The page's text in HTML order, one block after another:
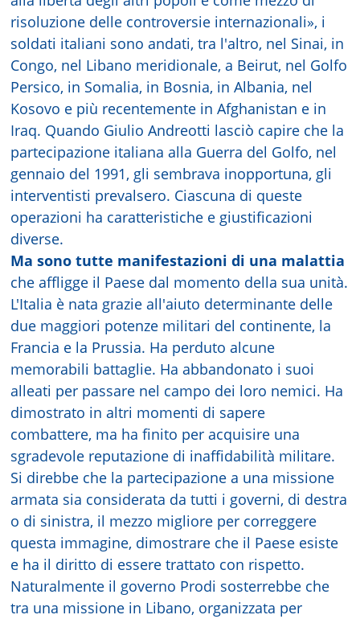
risoluzione delle controversie internazionali», i
soldati italiani sono andati, tra l'altro, nel Sinai, in
Congo, nel Libano meridionale, a Beirut, nel Golfo
Persico, in Somalia, in Bosnia, in Albania, nel
Kosovo e più recentemente in Afghanistan e in
Iraq. Quando Giulio Andreotti lasciò capire che la
partecipazione italiana alla Guerra del Golfo, nel
gennaio del 1991, gli sembrava inopportuna, gli
interventisti prevalsero. Ciascuna di queste
operazioni ha caratteristiche e giustificazioni
diverse.
Ma sono tutte manifestazioni di una malattia
che affligge il Paese dal momento della sua unità.
L'Italia è nata grazie all'aiuto determinante delle
due maggiori potenze militari del continente, la
Francia e la Prussia. Ha perduto alcune
memorabili battaglie. Ha abbandonato i suoi
alleati per passare nel campo dei loro nemici. Ha
dimostrato in altri momenti di sapere
combattere, ma ha finito per acquisire una
sgradevole reputazione di inaffidabilità militare.
Si direbbe che la partecipazione a una missione
armata sia considerata da tutti i governi, di destra
o di sinistra, il mezzo migliore per correggere
questa immagine, dimostrare che il Paese esiste
e ha il diritto di essere trattato con rispetto.
Naturalmente il governo Prodi sosterrebbe che
tra una missione in Libano, organizzata per